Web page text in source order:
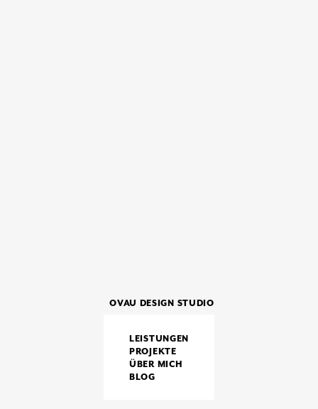
OVAU DESIGN STUDIO
LEISTUNGEN
PROJEKTE
ÜBER MICH
BLOG